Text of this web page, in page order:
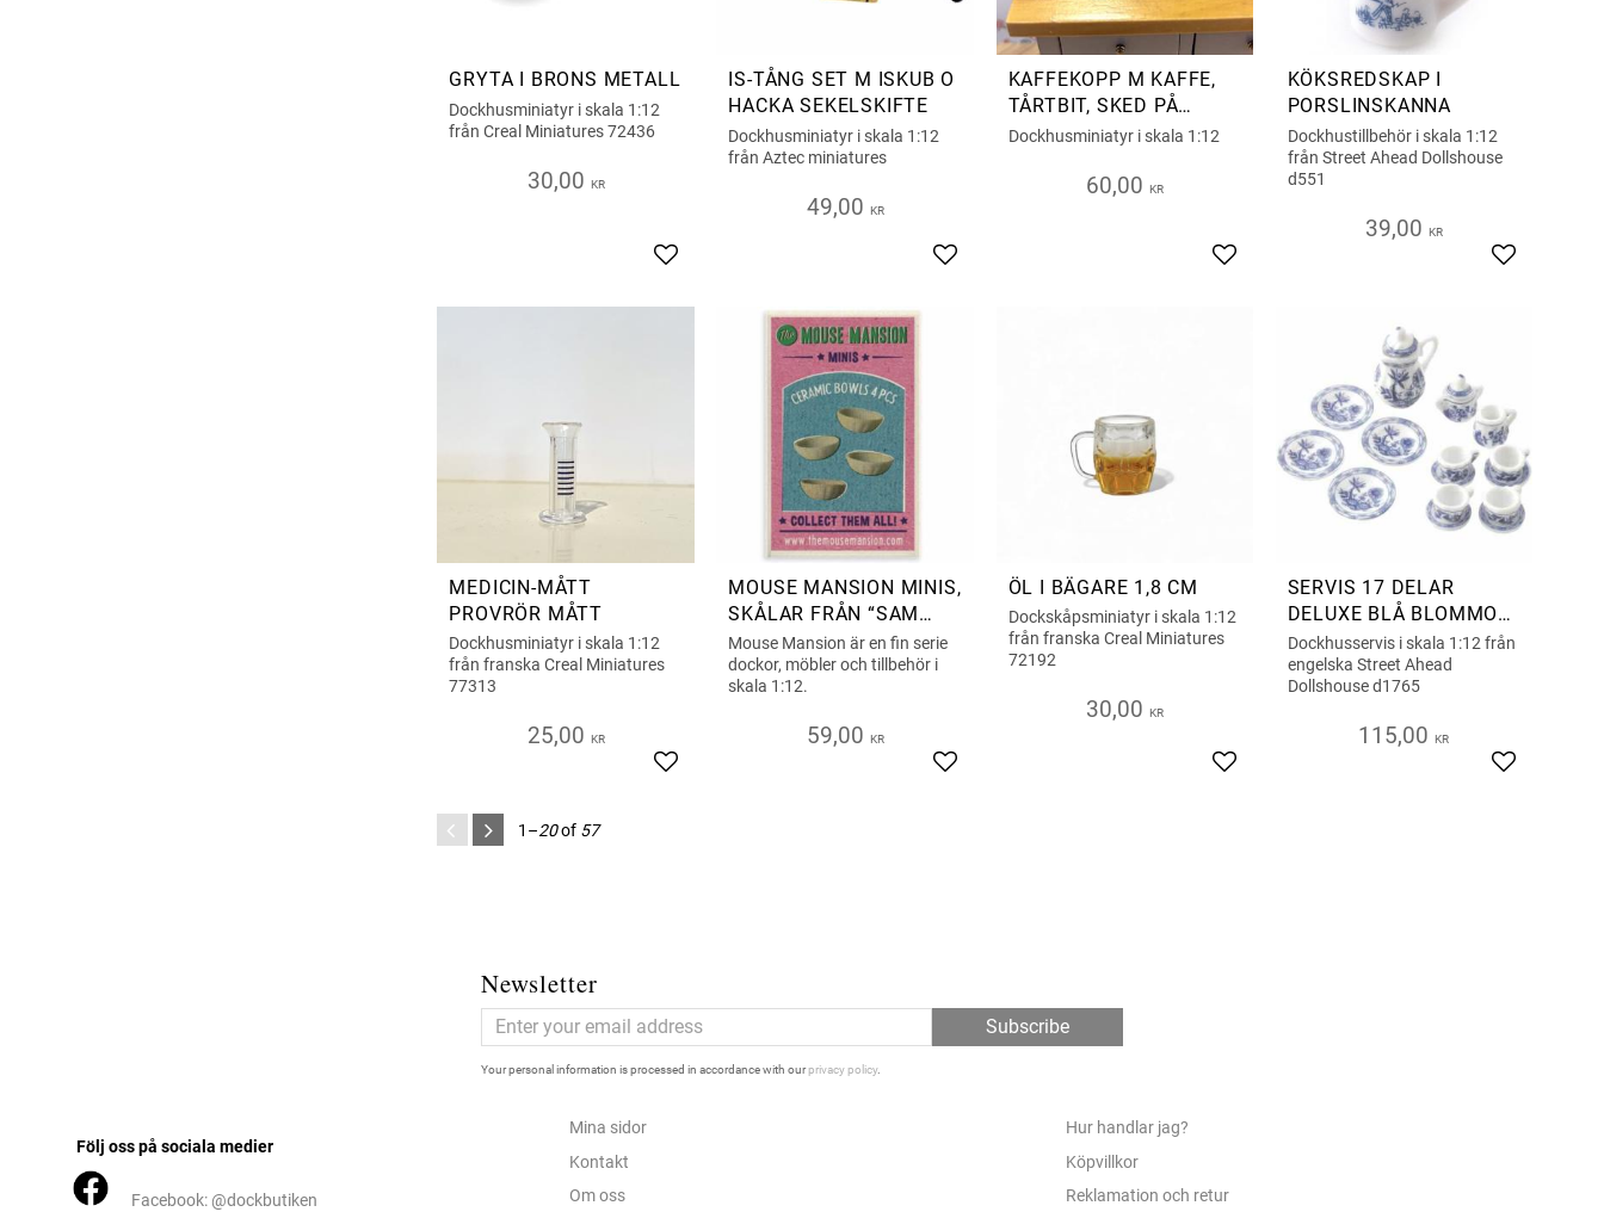
GRYTA I BRONS METALL
Dockhusminiatyr i skala 1:12
från Creal Miniatures 72436
30,00 KR
Add to favorites
IS-TÅNG SET M ISKUB O
HACKA SEKELSKIFTE
Dockhusminiatyr i skala 1:12
från Aztec miniatures
49,00 KR
Add to favorites
KAFFEKOPP M KAFFE,
TÅRTBIT, SKED PÅ
BRICKA
Dockhusminiatyr i skala 1:12
60,00 KR
Add to favorites
KÖKSREDSKAP I
PORSLINSKANNA
Dockhustillbehör i skala 1:12
från Street Ahead Dollshouse
d551
39,00 KR
Add to
MEDICIN-MÅTT
PROVRÖR MÅTT
Dockhusminiatyr i skala 1:12
från franska Creal Miniatures
77313
25,00 KR
Add to favorites
MOUSE MANSION MINIS,
SKÅLAR FRÅN “SAM
OCH JULIA” PÅ SVT
Mouse Mansion är en fin serie
dockor, möbler och tillbehör i
skala 1:12.
59,00 KR
Add to favorites
ÖL I BÄGARE 1,8 CM
Dockskåpsminiatyr i skala 1:12
från franska Creal Miniatures
72192
30,00 KR
Add to favorites
SERVIS 17 DELAR
DELUXE BLÅ BLOMMOR
OCH BLAD
Dockhusservis i skala 1:12 från
engelska Street Ahead
Dollshouse d1765
115,00 KR
Add to
1–20of 57
Newsletter
Subscribe
Your personal information is processed in accordance with ourprivacy policy.
Följ oss på sociala medier
Facebook: @dockbutiken
Mina sidor
Kontakt
Om oss
Hur handlar jag?
Köpvillkor
Reklamation och retur